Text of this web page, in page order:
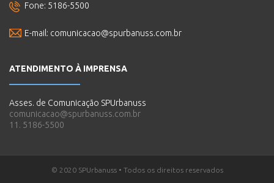
Fone: 5186-5500
E-mail: comunicacao@spurbanuss.com.br
ATENDIMENTO À IMPRENSA
Asses. de Comunicação SPUrbanuss
comunicacao@spurbanuss.com.br
11. 5186-5500
© 2020 SPUrbanuss • Todos os direitos reservados